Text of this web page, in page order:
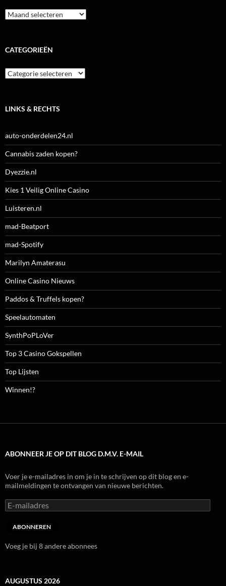
Archieven
CATEGORIEËN
Categorieën
LINKS & RECHTS
auto-onderdelen24.nl
Cannabis zaden kopen?
Dyezzie.nl
Kies 1 Veilig Online Casino
Luisteren.nl
mad-Beatport
mad-Spotify
Marilyn Amaterasu
Online Casino Nieuws
Paddos & Truffels kopen?
Speelautomaten
SynthPoPLoVer
Top 3 Casino Gokspellen
Top Lijsten
Winnen!?
ABONNEER JE OP DIT BLOG D.M.V. E-MAIL
Voer je e-mailadres in om je in te schrijven op dit blog en e-
mailmeldingen te ontvangen van nieuwe berichten.
E-
mailadres
ABONNEREN
Voeg je bij 8 andere abonnees
AUGUSTUS 2026